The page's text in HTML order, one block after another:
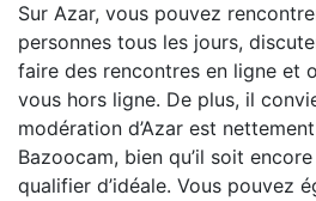
Sur Azar, vous pouvez
personnes tous les jours,
faire des rencontres en ligne et
vous hors ligne. De plus, il
modération d’Azar est
Bazoocam, bien qu’il soit
qualifier d’idéale. Vous pouvez